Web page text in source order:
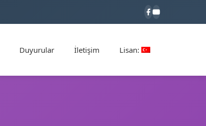
Duyurular İletişim Lisan: